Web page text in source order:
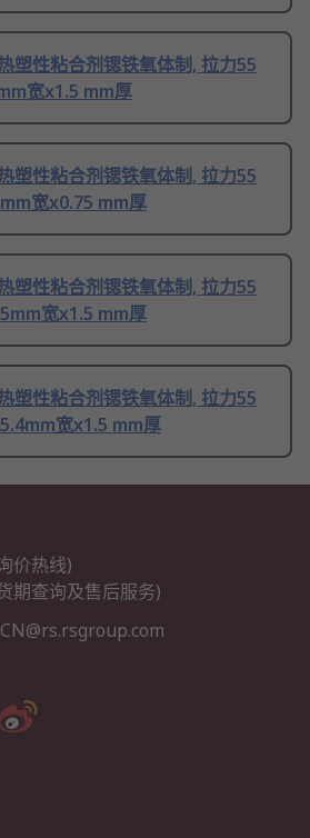
塑性粘合剂锶铁氧体制, 拉力55
宽x1.5 mm厚
塑性粘合剂锶铁氧体制, 拉力55
宽x0.75 mm厚
塑性粘合剂锶铁氧体制, 拉力55
宽x1.5 mm厚
塑性粘合剂锶铁氧体制, 拉力55
宽x1.5 mm厚
价热线)
期查询及售后服务)